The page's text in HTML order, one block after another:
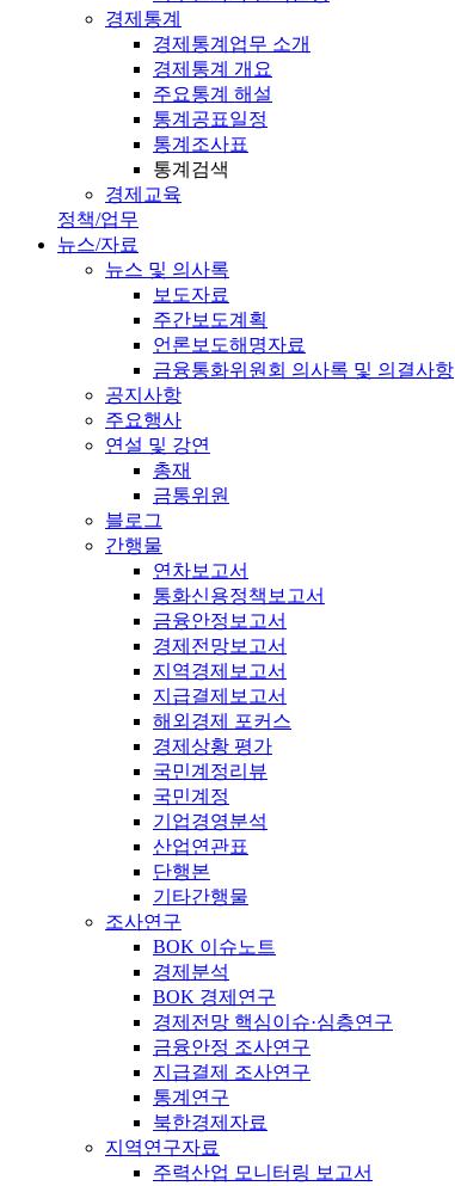
경제통계
경제통계업무 소개
경제통계 개요
주요통계 해설
통계공표일정
통계조사표
통계검색
경제교육
정책/업무
뉴스/자료
뉴스 및 의사록
보도자료
주간보도계획
언론보도해명자료
금융통화위원회 의사록 및 의결사항
공지사항
주요행사
연설 및 강연
총재
금통위원
블로그
간행물
연차보고서
통화신용정책보고서
금융안정보고서
경제전망보고서
지역경제보고서
지급결제보고서
해외경제 포커스
경제상황 평가
국민계정리뷰
국민계정
기업경영분석
산업연관표
단행본
기타간행물
조사연구
BOK 이슈노트
경제분석
BOK 경제연구
경제전망 핵심이슈·심층연구
금융안정 조사연구
지급결제 조사연구
통계연구
북한경제자료
지역연구자료
주력산업 모니터링 보고서